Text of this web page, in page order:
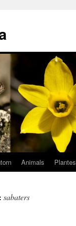
Animals Plantes
sabaters